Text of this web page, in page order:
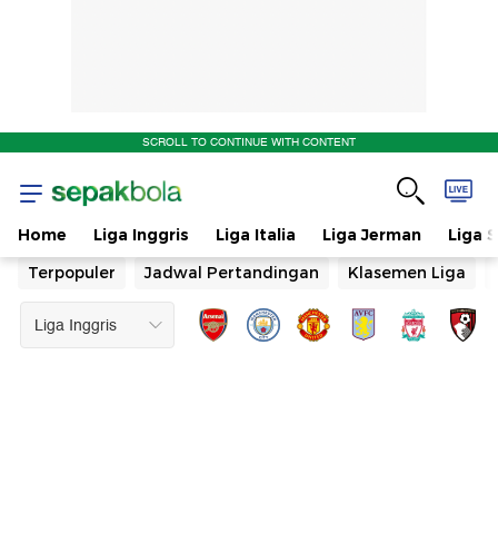
SCROLL TO CONTINUE WITH CONTENT
Home Liga Inggris Liga Italia Liga Jerman
Liga
Terpopuler
Jadwal Pertandingan Klasemen Liga